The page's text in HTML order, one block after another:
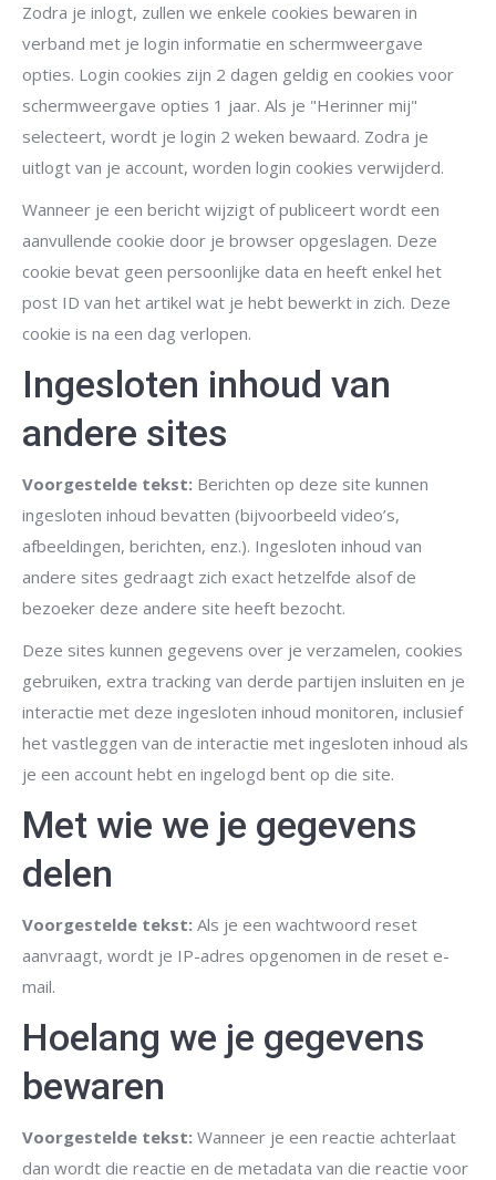
Zodra je inlogt, zullen we enkele cookies bewaren in
verband met je login informatie en schermweergave
opties. Login cookies zijn 2 dagen geldig en cookies voor
schermweergave opties 1 jaar. Als je "Herinner mij"
selecteert, wordt je login 2 weken bewaard. Zodra je
uitlogt van je account, worden login cookies verwijderd.
Wanneer je een bericht wijzigt of publiceert wordt een
aanvullende cookie door je browser opgeslagen. Deze
cookie bevat geen persoonlijke data en heeft enkel het
post ID van het artikel wat je hebt bewerkt in zich. Deze
cookie is na een dag verlopen.
Ingesloten inhoud van
andere sites
Voorgestelde tekst: Berichten op deze site kunnen
ingesloten inhoud bevatten (bijvoorbeeld video’s,
afbeeldingen, berichten, enz.). Ingesloten inhoud van
andere sites gedraagt zich exact hetzelfde alsof de
bezoeker deze andere site heeft bezocht.
Deze sites kunnen gegevens over je verzamelen, cookies
gebruiken, extra tracking van derde partijen insluiten en je
interactie met deze ingesloten inhoud monitoren, inclusief
het vastleggen van de interactie met ingesloten inhoud als
je een account hebt en ingelogd bent op die site.
Met wie we je gegevens
delen
Voorgestelde tekst: Als je een wachtwoord reset
aanvraagt, wordt je IP-adres opgenomen in de reset e-
mail.
Hoelang we je gegevens
bewaren
Voorgestelde tekst: Wanneer je een reactie achterlaat
dan wordt die reactie en de metadata van die reactie voor